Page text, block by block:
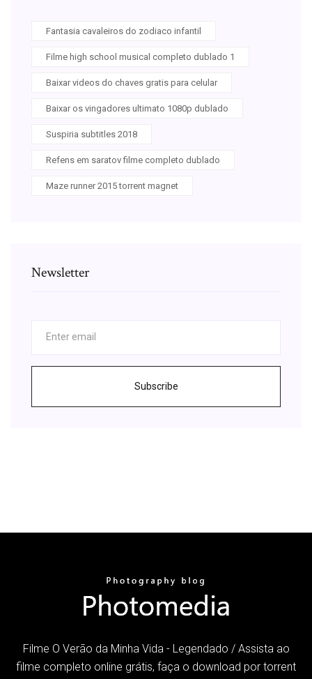
Fantasia cavaleiros do zodiaco infantil
Filme high school musical completo dublado 1
Baixar videos do chaves gratis para celular
Baixar os vingadores ultimato 1080p dublado
Suspiria subtitles 2018
Refens em saratov filme completo dublado
Maze runner 2015 torrent magnet
Newsletter
Subscribe
Filme O Verão da Minha Vida - Legendado / Assista ao
filme completo online grátis, faça o download por torrent